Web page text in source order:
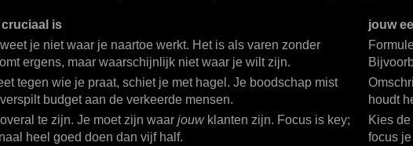
is jouw
je niet waar je naartoe werkt. Het is als varen zonder
ergens, maar waarschijnlijk niet waar je wilt zijn.
tegen wie je praat, schiet je met hagel. Je boodschap mist
budget aan de verkeerde mensen.
houdt
te zijn. Je moet zijn waar jouwklanten zijn. Focus is key;
heel goed doen dan vijf half.
Kies
focus